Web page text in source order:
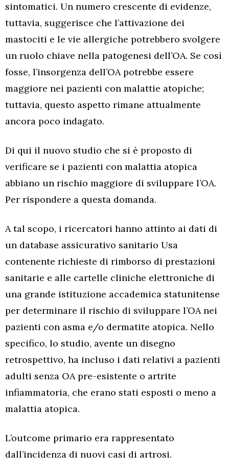
sintomatici. Un numero crescente di evidenze,
tuttavia, suggerisce che l’attivazione dei
mastociti e le vie allergiche potrebbero svolgere
un ruolo chiave nella patogenesi dell’OA. Se così
fosse, l’insorgenza dell’OA potrebbe essere
maggiore nei pazienti con malattie atopiche;
tuttavia, questo aspetto rimane attualmente
ancora poco indagato.
Di qui il nuovo studio che si è proposto di
verificare se i pazienti con malattia atopica
abbiano un rischio maggiore di sviluppare l’OA.
Per rispondere a questa domanda.
A tal scopo, i ricercatori hanno attinto ai dati di
un database assicurativo sanitario Usa
contenente richieste di rimborso di prestazioni
sanitarie e alle cartelle cliniche elettroniche di
una grande istituzione accademica statunitense
per determinare il rischio di sviluppare l’OA nei
pazienti con asma e/o dermatite atopica. Nello
specifico, lo studio, avente un disegno
retrospettivo, ha incluso i dati relativi a pazienti
adulti senza OA pre-esistente o artrite
infiammatoria, che erano stati esposti o meno a
malattia atopica.
L’outcome primario era rappresentato
dall’incidenza di nuovi casi di artrosi.